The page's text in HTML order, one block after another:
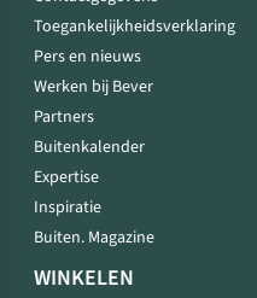
Toegankelijkheidsverklaring
Pers en nieuws
Werken bij Bever
Partners
Buitenkalender
Expertise
Inspiratie
Buiten. Magazine
WINKELEN